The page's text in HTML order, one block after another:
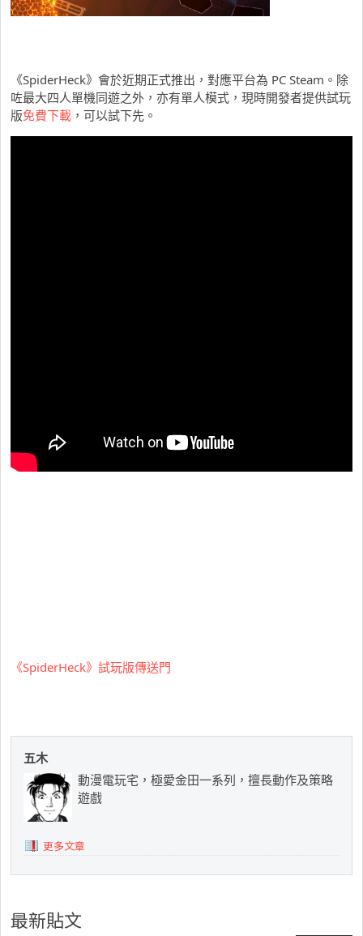
《SpiderHeck》會於近期正式推出，對應平台為 PC Steam。除
咗最大四人單機同遊之外，亦有單人模式，現時開發者提供試玩
版免費下載 ，可以試下先。
《SpiderHeck》試玩版傳送門
五木
動漫電玩宅，極愛金田一系列，擅長動作及策略
遊戲
更多文章
最新貼文